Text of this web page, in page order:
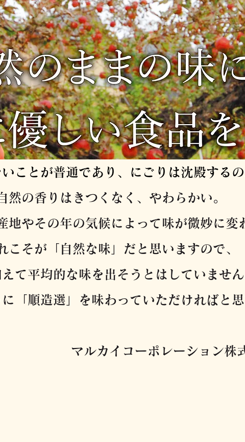
ことが普通であり、にごりは沈殿するの
然の香りはきつくなく、やわらかい。
地やその年の気候によって味が微妙に変
こそが「自然な味」だと思いますので、
て平均的な味を出そうとはしていません
「順造選」を味わっていただければと思
マルカイコーポレーション株